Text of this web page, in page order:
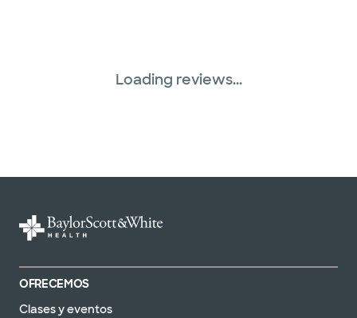
Loading reviews...
OFRECEMOS
Clases y eventos